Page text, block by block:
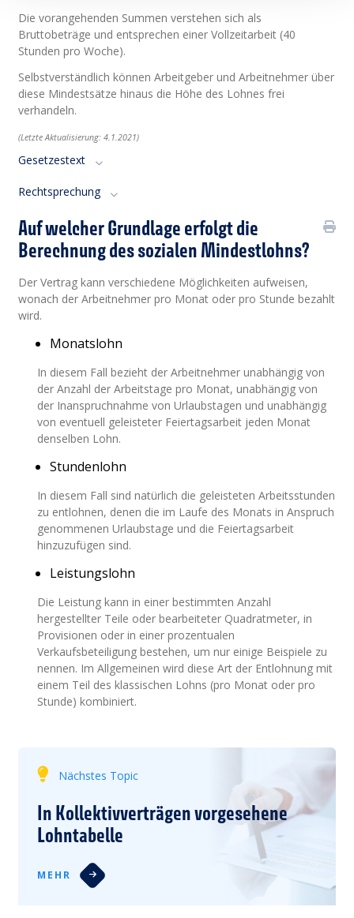
Die vorangehenden Summen verstehen sich als
Bruttobeträge und entsprechen einer Vollzeitarbeit (40
Stunden pro Woche).
Selbstverständlich können Arbeitgeber und Arbeitnehmer über
diese Mindestsätze hinaus die Höhe des Lohnes frei
verhandeln.
(Letzte Aktualisierung: 4.1.2021)
Gesetzestext
Rechtsprechung
Auf welcher Grundlage erfolgt die
Berechnung des sozialen Mindestlohns?
Der Vertrag kann verschiedene Möglichkeiten aufweisen,
wonach der Arbeitnehmer pro Monat oder pro Stunde bezahlt
wird.
Monatslohn
In diesem Fall bezieht der Arbeitnehmer unabhängig von
der Anzahl der Arbeitstage pro Monat, unabhängig von
der Inanspruchnahme von Urlaubstagen und unabhängig
von eventuell geleisteter Feiertagsarbeit jeden Monat
denselben Lohn.
Stundenlohn
In diesem Fall sind natürlich die geleisteten Arbeitsstunden
zu entlohnen, denen die im Laufe des Monats in Anspruch
genommenen Urlaubstage und die Feiertagsarbeit
hinzuzufügen sind.
Leistungslohn
Die Leistung kann in einer bestimmten Anzahl
hergestellter Teile oder bearbeiteter Quadratmeter, in
Provisionen oder in einer prozentualen
Verkaufsbeteiligung bestehen, um nur einige Beispiele zu
nennen. Im Allgemeinen wird diese Art der Entlohnung mit
einem Teil des klassischen Lohns (pro Monat oder pro
Stunde) kombiniert.
Nächstes Topic
In Kollektivverträgen vorgesehene
Lohntabelle
MEHR